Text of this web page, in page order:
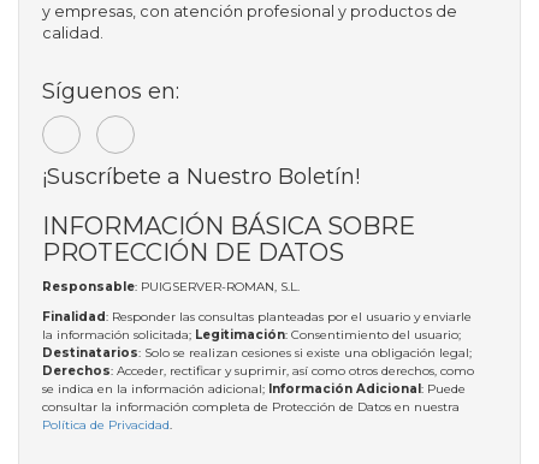
y empresas, con atención profesional y productos de
calidad.
Síguenos en:
¡Suscríbete a Nuestro Boletín!
INFORMACIÓN BÁSICA SOBRE
PROTECCIÓN DE DATOS
Responsable: PUIGSERVER-ROMAN, S.L.
Finalidad: Responder las consultas planteadas por el usuario y enviarle
la información solicitada; Legitimación: Consentimiento del usuario;
Destinatarios: Solo se realizan cesiones si existe una obligación legal;
Derechos: Acceder, rectificar y suprimir, así como otros derechos, como
se indica en la información adicional; Información Adicional: Puede
consultar la información completa de Protección de Datos en nuestra
Política de Privacidad.